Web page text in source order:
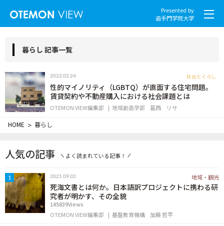
Presented by
追手門学院大学
社会とくらし
グローバル
こころとからだ
IT・メディア
地域・観光
暮らし 記事一覧
2022.02.24 社会とくらし
性的マイノリティ（LGBTQ）が直面する住宅問題。
賃貸契約や不動産購入における社会課題とは
OTEMON VIEW編集部 地域創造学部 葛西 リサ
HOME > 暮らし
人気の記事 よく読まれている記事！
1 2021.09.02 地域・観光
死海文書とは何か。日本語訳プロジェクトに携わる研
究者が明かす、その全貌
145839Views
OTEMON VIEW編集部
基盤教育機構 加藤 哲平